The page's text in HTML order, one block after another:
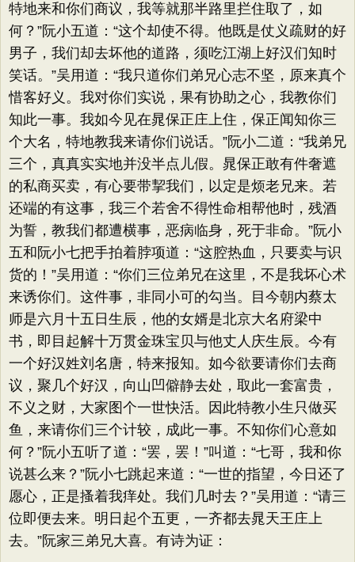
特地来和你们商议，我等就那半路里拦住取了，如
何？”阮小五道：“这个却使不得。他既是仗义疏财的好
男子，我们却去坏他的道路，须吃江湖上好汉们知时
笑话。”吴用道：“我只道你们弟兄心志不坚，原来真个
惜客好义。我对你们实说，果有协助之心，我教你们
知此一事。我如今见在晁保正庄上住，保正闻知你三
个大名，特地教我来请你们说话。”阮小二道：“我弟兄
三个，真真实实地并没半点儿假。晁保正敢有件奢遮
的私商买卖，有心要带挈我们，以定是烦老兄来。若
还端的有这事，我三个若舍不得性命相帮他时，残酒
为誓，教我们都遭横事，恶病临身，死于非命。”阮小
五和阮小七把手拍着脖项道：“这腔热血，只要卖与识
货的！”吴用道：“你们三位弟兄在这里，不是我坏心术
来诱你们。这件事，非同小可的勾当。目今朝内蔡太
师是六月十五日生辰，他的女婿是北京大名府梁中
书，即目起解十万贯金珠宝贝与他丈人庆生辰。今有
一个好汉姓刘名唐，特来报知。如今欲要请你们去商
议，聚几个好汉，向山凹僻静去处，取此一套富贵，
不义之财，大家图个一世快活。因此特教小生只做买
鱼，来请你们三个计较，成此一事。不知你们心意如
何？”阮小五听了道：“罢，罢！”叫道：“七哥，我和你
说甚么来？”阮小七跳起来道：“一世的指望，今日还了
愿心，正是搔着我痒处。我们几时去？”吴用道：“请三
位即便去来。明日起个五更，一齐都去晁天王庄上
去。”阮家三弟兄大喜。有诗为证：